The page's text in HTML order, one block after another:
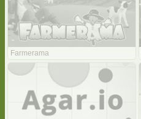
Farmerama